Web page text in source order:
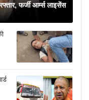
फर्जी आर्म्स लाइसेंस